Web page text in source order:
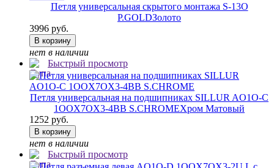
Петля универсальная скрытого монтажа S-13O
P.GOLDЗолото
3996 руб.
В корзину
нет в наличии
Быстрый просмотр
Петля универсальная на подшипниках SILLUR AO1O-C
1OOX7OX3-4BB S.CHROMEХром Матовый
1252 руб.
В корзину
нет в наличии
Быстрый просмотр